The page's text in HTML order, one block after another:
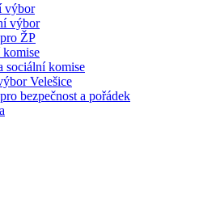
výbor
výbor
ŽP
sociální komise
Velešice
bezpečnost a pořádek